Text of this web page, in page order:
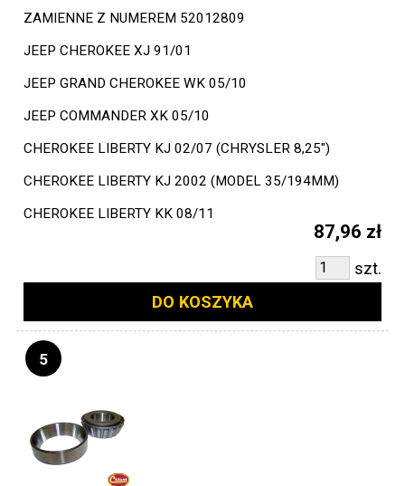
ZAMIENNE Z NUMEREM 52012809
JEEP CHEROKEE XJ 91/01
JEEP GRAND CHEROKEE WK 05/10
JEEP COMMANDER XK 05/10
CHEROKEE LIBERTY KJ 02/07 (CHRYSLER 8,25")
CHEROKEE LIBERTY KJ 2002 (MODEL 35/194MM)
CHEROKEE LIBERTY KK 08/11
87,96 zł
szt.
DO KOSZYKA
5